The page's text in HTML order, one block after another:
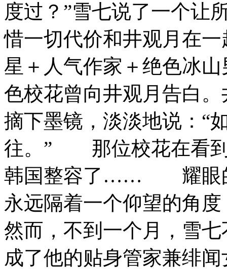
度过？”雪七说了一个让
惜一切代价和井观月在
星＋人气作家＋绝色
色校花曾向井观月告白
摘下墨镜，淡淡地说：“
往。” 那位校花在看到
韩国整容了…… 耀眼的
永远隔着一个仰望的
然而，不到一个月，雪
成了他的贴身管家兼绯